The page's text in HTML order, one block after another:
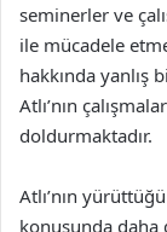
seminerler ve
ile mücadele
hakkında yanlış
Atlı’nın
doldurmaktadır.
Atlı’nın
konusunda daha